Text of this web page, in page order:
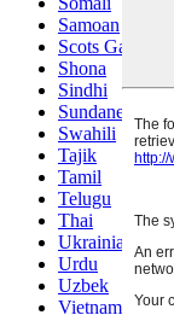
Samoan
Scots Gaelic
Shona
Sindhi
Sundanese
Swahili
Tajik
Tamil
Telugu
Thai
Ukrainian
Urdu
Uzbek
Vietnamese